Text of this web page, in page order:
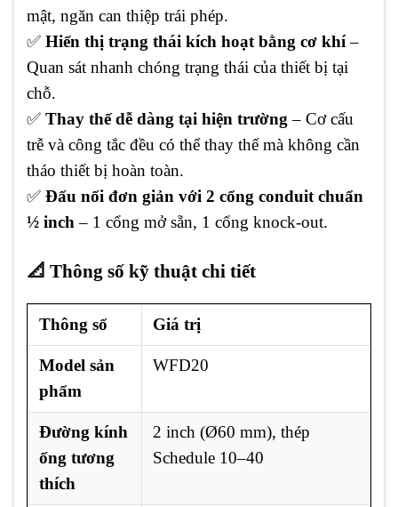
mật, ngăn can thiệp trái phép.
✅ Hiển thị trạng thái kích hoạt bằng cơ khí–
Quan sát nhanh chóng trạng thái của thiết bị tại
chỗ.
✅ Thay thế dễ dàng tại hiện trường – Cơ cấu
trễ và công tắc đều có thể thay thế mà không cần
tháo thiết bị hoàn toàn.
✅ Đấu nối đơn giản với 2 cổng conduit chuẩn
½ inch – 1 cổng mở sẵn, 1 cổng knock-out.
📐 Thông số kỹ thuật chi tiết
Thông số Giá trị
Model sản
phẩm
WFD20
Đường kính
ống tương
thích
2 inch (Ø60 mm), thép
Schedule 10–40